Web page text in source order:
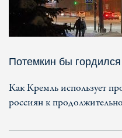
Потемкин бы гордился
Как Кремль использует
россиян к